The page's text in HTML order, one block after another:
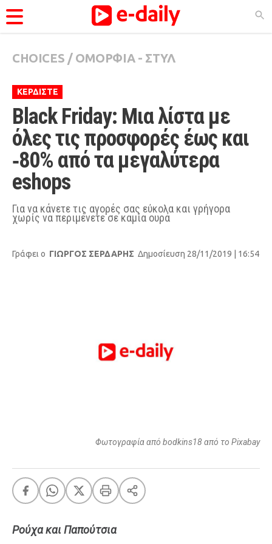
ΚΑΤΗΓΟΡΊΕΣ
Ειδήσεις
Θέματα
Videos
Podcasts
Viral
Life
City Guide
Pop Culture
Eurovision
Food
CHOICES / ΟΜΟΡΦΙΑ - ΣΤΥΛ
ΚΕΡΔΙΣΤΕ
Black Friday: Μια λίστα με
όλες τις προσφορές έως και
‑80% από τα μεγαλύτερα
eshops
Για να κάνετε τις αγορές σας εύκολα και γρήγορα
χωρίς να περιμένετε σε καμία ουρά
Γράφει ο ΓΙΩΡΓΟΣ ΣΕΡΔΑΡΗΣ Δημοσίευση 28/11/2019 | 16:54
Φωτογραφία από bodkins18 από το Pixabay
Ρούχα και Παπούτσια